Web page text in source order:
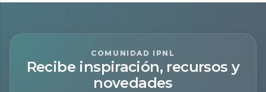
COMUNIDAD IPNL
Recibe inspiración, recursos y
novedades